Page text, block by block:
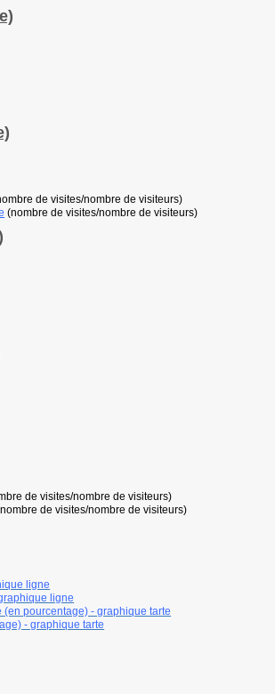
de visites/nombre de visiteurs)
(nombre de visites/nombre de visiteurs)
de visites/nombre de visiteurs)
de visites/nombre de visiteurs)
ligne
ligne
pourcentage) - graphique tarte
- graphique tarte